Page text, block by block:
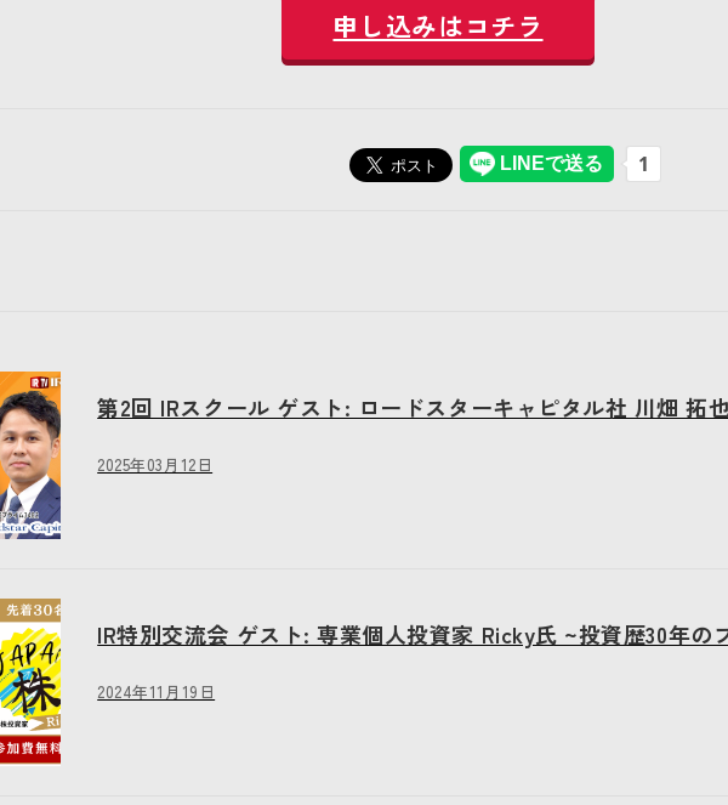
申し込みはコチラ
第2回 IRスクール ゲスト: ロードスターキャピタル社 川畑 拓
2025年03月12日
IR特別交流会 ゲスト: 専業個人投資家 Ricky氏 ~投資歴30年の
2024年11月19日